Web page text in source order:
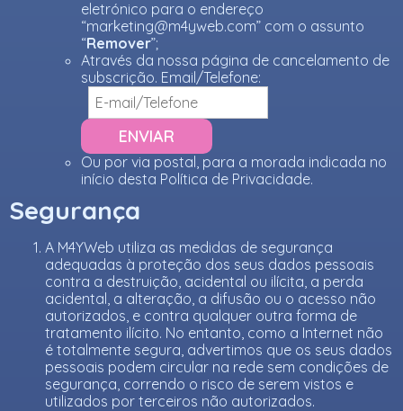
eletrónico para o endereço
“marketing@m4yweb.com” com o assunto
“Remover”;
Através da nossa página de cancelamento de
subscrição. Email/Telefone:
Ou por via postal, para a morada indicada no
início desta Política de Privacidade.
Segurança
A M4YWeb utiliza as medidas de segurança
adequadas à proteção dos seus dados pessoais
contra a destruição, acidental ou ilícita, a perda
acidental, a alteração, a difusão ou o acesso não
autorizados, e contra qualquer outra forma de
tratamento ilícito. No entanto, como a Internet não
é totalmente segura, advertimos que os seus dados
pessoais podem circular na rede sem condições de
segurança, correndo o risco de serem vistos e
utilizados por terceiros não autorizados.